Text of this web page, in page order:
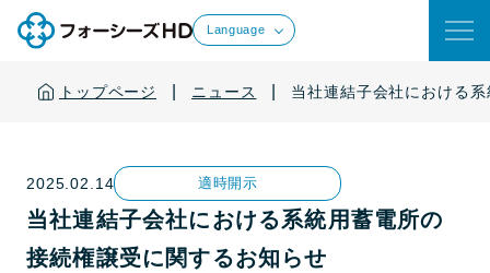
Language
トップページ ニュース 当社連結子会社における
2025.02.14 適時開示
当社連結子会社における系統用蓄電所の
接続権譲受に関するお知らせ